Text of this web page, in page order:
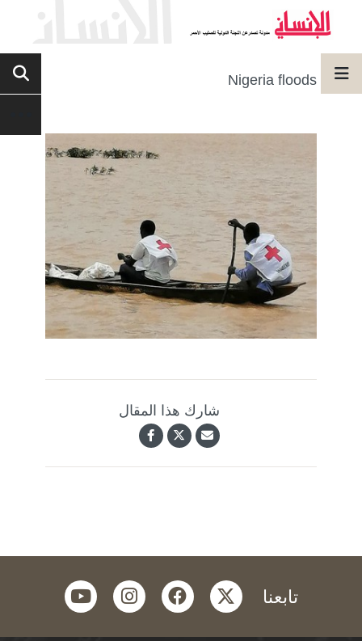
Nigeria floods
شارك هذا المقال
تابعنا twitter
facebook
instagram
youtube